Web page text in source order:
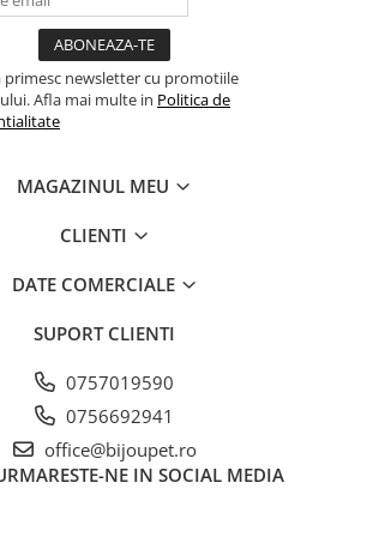
primesc newsletter cu promotiile
Afla mai multe in Politica de
MAGAZINUL MEU
CLIENTI
DATE COMERCIALE
SUPORT CLIENTI
0757019590
0756692941
office@bijoupet.ro
NE IN SOCIAL MEDIA